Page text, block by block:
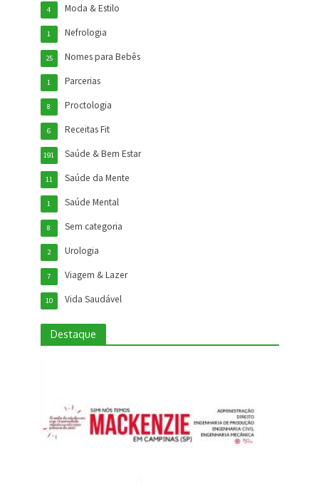
Moda & Estilo
4
Nefrologia
1
Nomes para Bebês
25
Parcerias
1
Proctologia
8
Receitas Fit
6
Saúde & Bem Estar
191
Saúde da Mente
11
Saúde Mental
1
Sem categoria
8
Urologia
2
Viagem & Lazer
7
Vida Saudável
10
Destaque